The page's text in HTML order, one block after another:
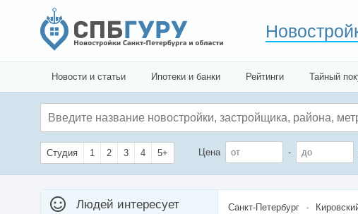
Новости и статьи Ипотеки и банки Рейтинги Тайный
Студия 1 2 3 4 5+ Цена -
Санкт-Петербург
Людей интересует